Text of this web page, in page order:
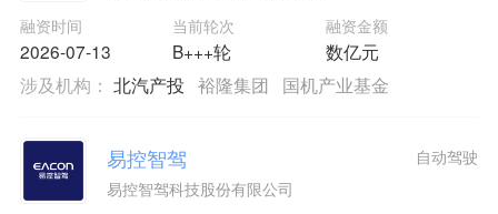
融资时间
2026-07-13
当前轮次
B+++轮
融资金额
数亿元
涉及机构： 北汽产投 裕隆集团 国机产业基金
易控智驾
易控智驾科技股份有限公司
自动驾驶